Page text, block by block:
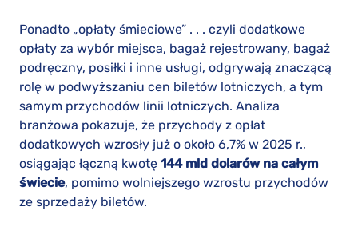
Ponadto „opłaty śmieciowe” . . . czyli dodatkowe
opłaty za wybór miejsca, bagaż rejestrowany, bagaż
podręczny, posiłki i inne usługi, odgrywają znaczącą
rolę w podwyższaniu cen biletów lotniczych, a tym
samym przychodów linii lotniczych. Analiza
branżowa pokazuje, że przychody z opłat
dodatkowych wzrosły już o około 6,7% w 2025 r.,
osiągając łączną kwotę 144 mld dolarów na całym
świecie, pomimo wolniejszego wzrostu przychodów
ze sprzedaży biletów.